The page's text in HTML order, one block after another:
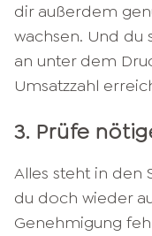
dir außerdem
wachsen. Und du
an unter dem
Umsatzzahl
3. Prüfe
Alles steht in den
du doch wieder
Genehmigung